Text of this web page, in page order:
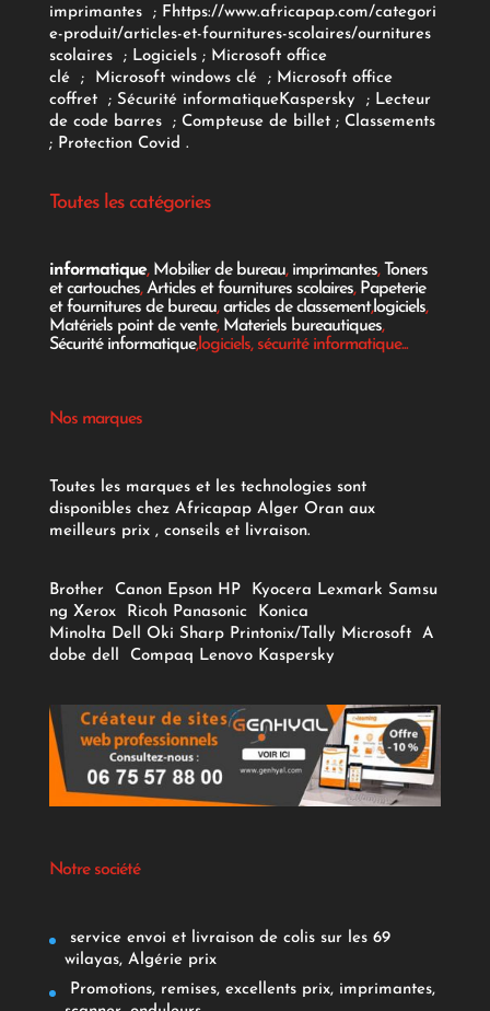
imprimantes
; F https://www.africapap.com/categori
e-produit/articles-et-fournitures-scolaires/ournitures
scolaires; Logiciels ; Microsoft office
clé
; Microsoft windows clé; Microsoft office
coffret ; Sécurité informatiqueKaspersky ; Lecteur
de code barres
; Compteuse de billet; Classements
; Protection Covid .
Toutes les catégories
informatique, Mobilier de bureau, imprimantes, Toners
et cartouches,Articles et fournitures scolaires, Papeterie
et fournitures de bureau,articles de classement,logiciels,
Matériels point de vente, Materiels bureautiques,
Sécurité informatique,logiciels, sécurité informatique...
Nos marques
Toutes les marques et les technologies sont
disponibles chez Africapap Alger Oran aux
meilleurs prix , conseils et livraison.
Brother Canon Epson HP Kyocera Lexmark Samsu
ng Xerox Ricoh Panasonic
Konica
Minolta Dell Oki Sharp Printonix/Tally Microsoft
A
dobe dell Compaq Lenovo Kaspersky
Notre société
service envoi et livraison de colis sur les 69
wilayas, Algérie prix
Promotions, remises, excellents prix, imprimantes,